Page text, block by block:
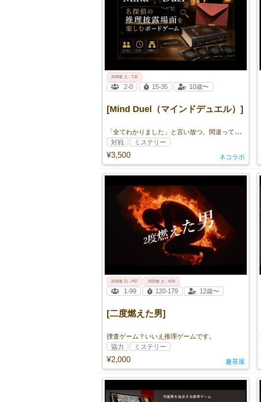
[Mind Duel（マインドデュエル）]
「全てわかりました」と言い放つ。間違っていてもいい。 名探偵のように、堂々と推理を披露するゲームです。
¥3,500
2026春 土 - T32
2-0 15-35 10歳〜
対戦 ミステリー
ネコラボ
[二度燃えた男]
捜査ゲーム？いいえ推理ゲームです。
¥2,000
2026春 日 - P67 2025春 土 - H29
1-99 120-179 12歳〜
協力 ミステリー
趣茶屋